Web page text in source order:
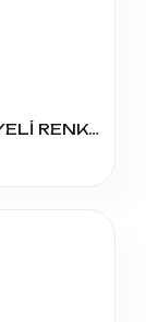
2086 BERRAK KADIN RİBANA BİYELİ RENKLİ BATO M BEDEN